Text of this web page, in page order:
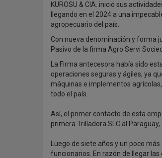
KUROSU & CIA. inició sus
llegando en el 2024 a una
agropecuario del país.
Con nueva denominación y forma
Pasivo de la firma Agro Servi
La Firma antecesora había sido
operaciones seguras y ágiles, ya
máquinas e implementos
todo el país.
Así, el primer contacto de esta
primera Trilladora SLC al
Luego de siete años y un poco
funcionarios. En razón de llegar